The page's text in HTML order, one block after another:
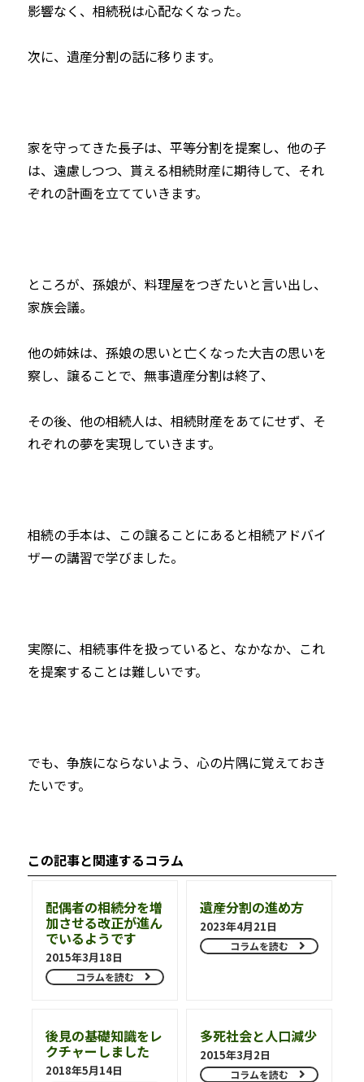
影響なく、相続税は心配なくなった。
次に、遺産分割の話に移ります。
家を守ってきた長子は、平等分割を提案し、他の子
は、遠慮しつつ、貰える相続財産に期待して、それ
ぞれの計画を立てていきます。
ところが、孫娘が、料理屋をつぎたいと言い出し、
家族会議。
他の姉妹は、孫娘の思いと亡くなった大吉の思いを
察し、譲ることで、無事遺産分割は終了、
その後、他の相続人は、相続財産をあてにせず、そ
れぞれの夢を実現していきます。
相続の手本は、この譲ることにあると相続アドバイ
ザーの講習で学びました。
実際に、相続事件を扱っていると、なかなか、これ
を提案することは難しいです。
でも、争族にならないよう、心の片隅に覚えておき
たいです。
この記事と関連するコラム
配偶者の相続分を増
加させる改正が進ん
でいるようです
2015年3月18日
コラムを読む
遺産分割の進め方
2023年4月21日
コラムを読む
後見の基礎知識をレ
クチャーしました
2018年5月14日
多死社会と人口減少
2015年3月2日
コラムを読む